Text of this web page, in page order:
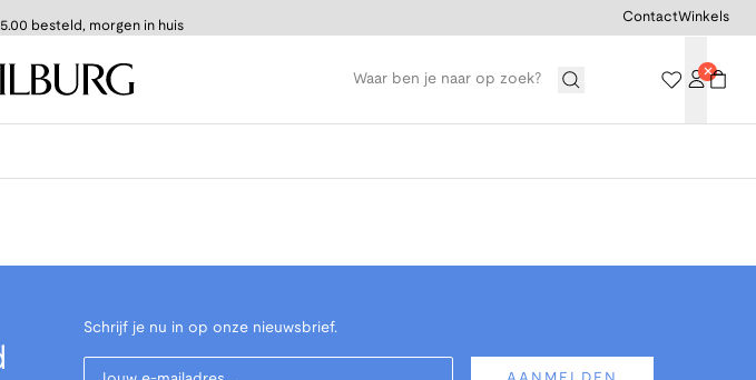
besteld, morgen in huis
ContactWinkels
Schrijf je nu in op onze nieuwsbrief.
Your Email